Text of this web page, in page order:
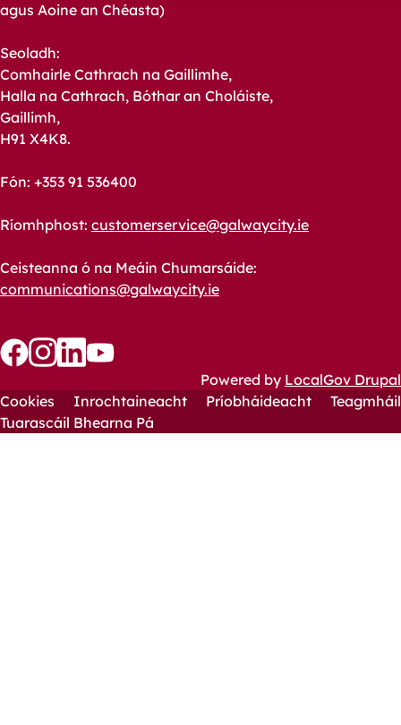
agus Aoine an Chéasta)
Seoladh:
Comhairle Cathrach na Gaillimhe,
Halla na Cathrach, Bóthar an Choláiste,
Gaillimh,
H91 X4K8.
Fón: +353 91 536400
Ríomhphost: customerservice@galwaycity.ie
Ceisteanna ó na Meáin Chumarsáide:
communications@galwaycity.ie
us
on
us
on on
us
on
Powered by LocalGov Drupal
Footer
Cookies Inrochtaineacht Príobháideacht
Teagmháil
Tuarascáil Bhearna Pá